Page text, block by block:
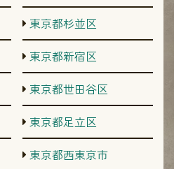
東京都杉並区
東京都新宿区
東京都世田谷区
東京都足立区
東京都西東京市